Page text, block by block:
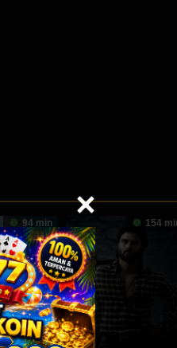
94 min 154